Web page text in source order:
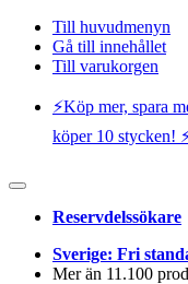
Till huvudmenyn
Gå till innehållet
Till varukorgen
⚡️Köp mer, spara
köper 10 stycken!
Reservdelssökare
Sverige: Fri
Mer än 11.100